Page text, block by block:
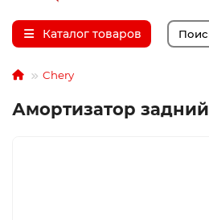
Каталог товаров
Chery
Амортизатор задний